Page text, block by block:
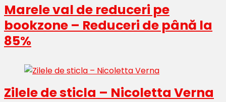
Marele val de reduceri pe
bookzone – Reduceri de până la
85%
Zilele de sticla – Nicoletta Verna